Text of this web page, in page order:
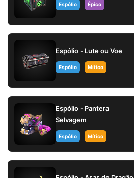
Espólio Épico
Espólio - Lute ou Voe
Espólio Mítico
Espólio - Pantera
Selvagem
Espólio Mítico